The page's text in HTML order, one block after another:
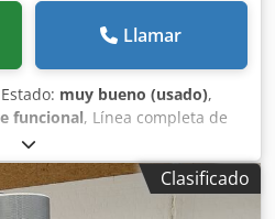
Llamar
muy bueno (usado),
funcional, Línea completa de
de bandejas de huevos
hora Línea completa de
de pulpa moldeada,
de huevos y una amplia
Clasificado